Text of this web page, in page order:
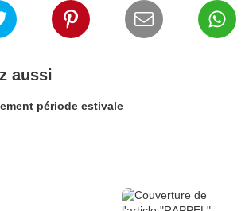
aussi
période estivale